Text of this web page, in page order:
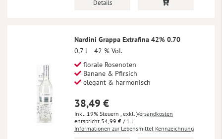
Details
Nardini Grappa Extrafina 42% 0.70
0,7 l
42 % Vol.
florale Rosenoten
Banane & Pfirsich
elegant & harmonisch
38,49 €
Inkl. 19% Steuern , exkl. Versandkosten
54,99 € / 1 l
Informationen zur Lebensmittel Kennzeichnung